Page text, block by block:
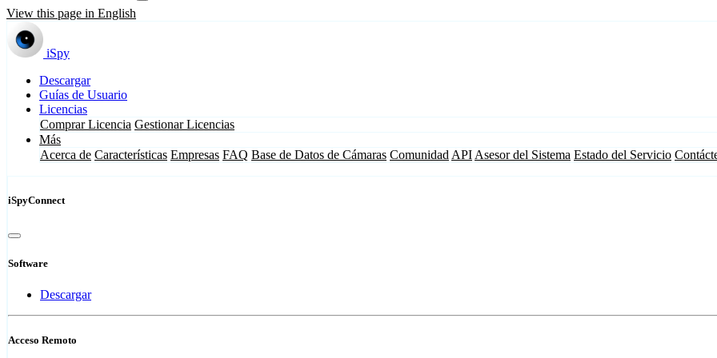
View this page in English
iSpy
Descargar
Guías de Usuario
Licencias
Comprar Licencia Gestionar Licencias
Más
Acerca de Características Empresas FAQ Base de Datos de Cámaras Comunidad API Asesor del Sistema Estado del Servicio
iSpyConnect
Software
Descargar
Acceso Remoto